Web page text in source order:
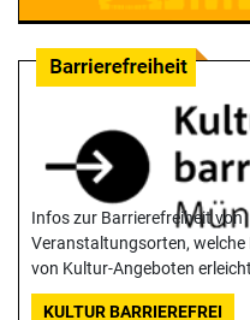
Infos zur Barrierefreiheit von
Veranstaltungsorten, welche
von Kultur-Angeboten
KULTUR BARRIEREFREI